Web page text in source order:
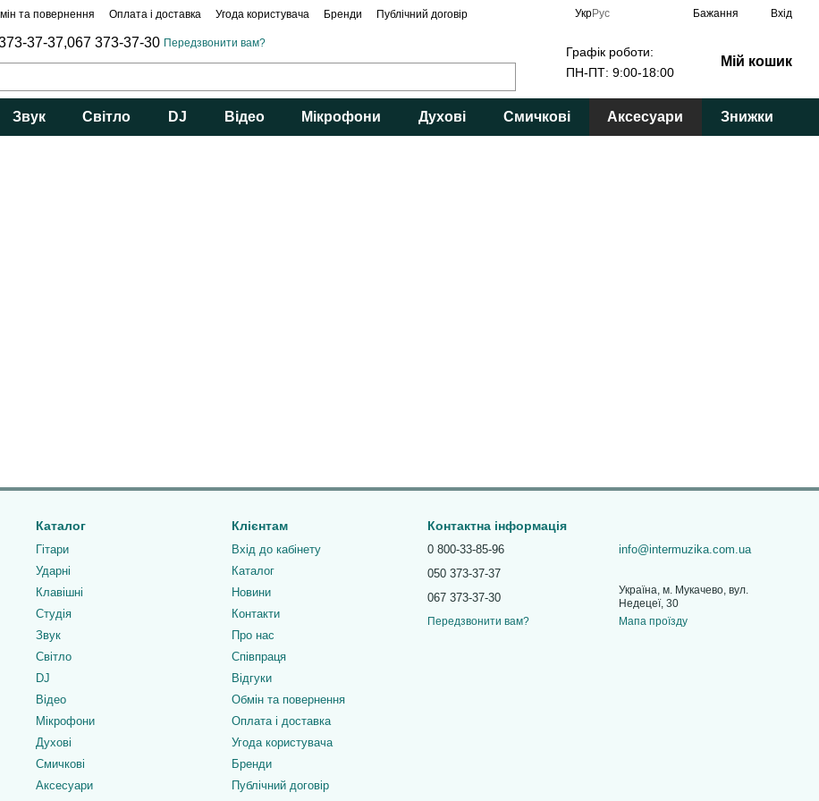
та повернення Оплата і доставка Угода користувача Бренди Публічний договір УкрРус Бажання Вхід
37-37,067 373-37-30 Передзвонити вам?
Графік роботи:
ПН-ПТ: 9:00-18:00
Мій кошик
Звук Світло DJ Відео Мікрофони Духові Смичкові Аксесуари Знижки
Каталог
Гітари
Ударні
Клавішні
Студія
Звук
Світло
DJ
Відео
Мікрофони
Духові
Смичкові
Аксесуари
Клієнтам
Вхід до кабінету
Каталог
Новини
Контакти
Про нас
Співпраця
Відгуки
Обмін та повернення
Оплата і доставка
Угода користувача
Бренди
Публічний договір
Контактна інформація
0 800-33-85-96
050 373-37-37
067 373-37-30
Передзвонити вам?
info@intermuzika.com.ua
Україна, м. Мукачево, вул.
Недецеї, 30
Мапа проїзду